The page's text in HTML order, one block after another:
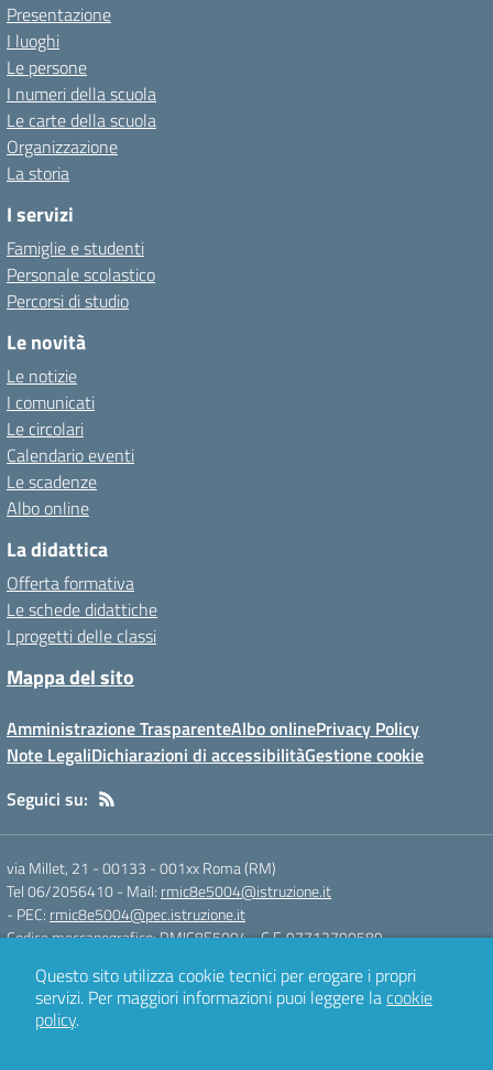
Presentazione
I luoghi
Le persone
I numeri della scuola
Le carte della scuola
Organizzazione
La storia
I servizi
Famiglie e studenti
Personale scolastico
Percorsi di studio
Le novità
Le notizie
I comunicati
Le circolari
Calendario eventi
Le scadenze
Albo online
La didattica
Offerta formativa
Le schede didattiche
I progetti delle classi
Mappa del sito
Amministrazione TrasparenteAlbo onlinePrivacy Policy
Note LegaliDichiarazioni di accessibilitàGestione cookie
Seguici su:
via Millet, 21 - 00133 -001xx Roma (RM)
Tel 06/2056410- Mail: rmic8e5004@istruzione.it
- PEC: rmic8e5004@pec.istruzione.it
Codice meccanografico: RMIC8E5004- C.F. 97712790589
Concept & Design by
Designers Italia
Questo sito utilizza cookie tecnici per erogare i propri
servizi. Per maggiori informazioni puoi leggere lacookie
policy.